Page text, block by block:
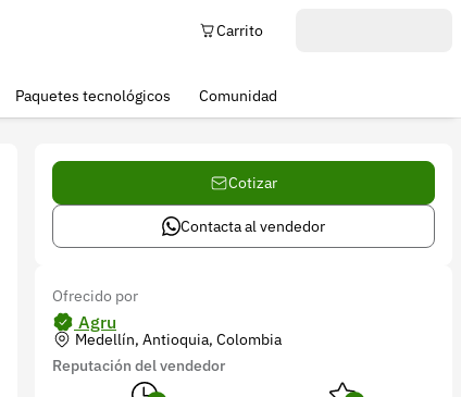
Carrito
Paquetes tecnológicos Comunidad
Cotizar
Contacta al vendedor
Ofrecido por
Agru
Medellín, Antioquia, Colombia
Reputación del vendedor